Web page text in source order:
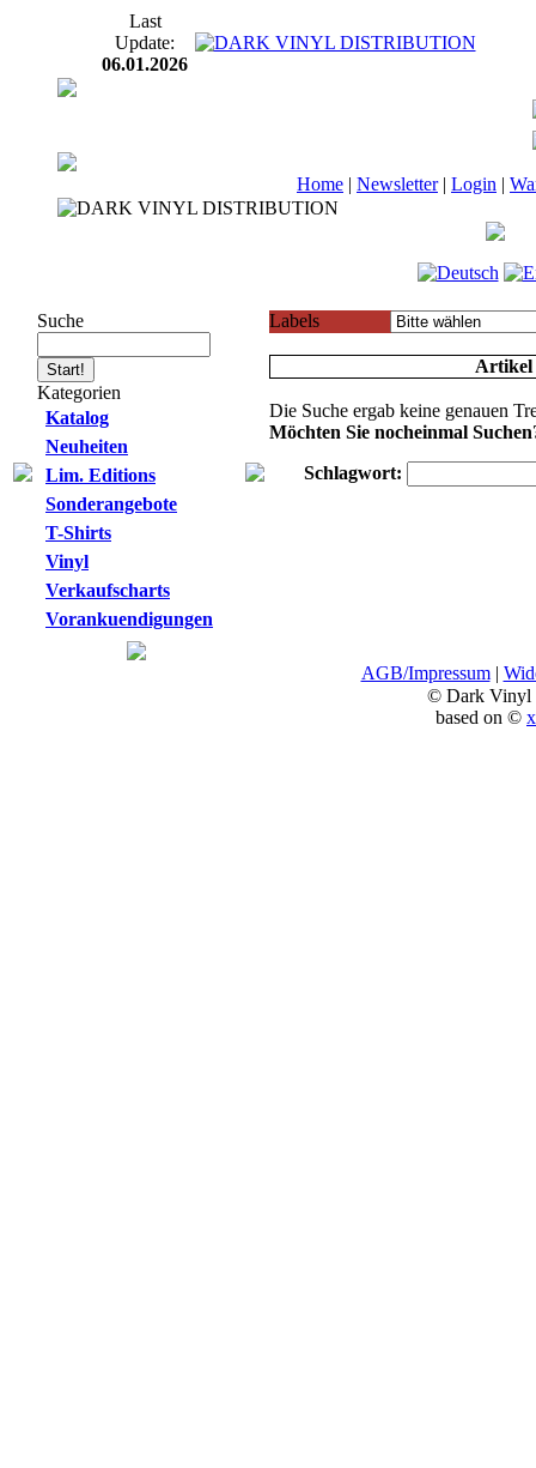
Last
Update:
06.01.2026
Home | Newsletter| Login |
Suche
Kategorien
Katalog
Neuheiten
Lim. Editions
Sonderangebote
T-Shirts
Vinyl
Verkaufscharts
Vorankuendigungen
Labels
Artikel
Die Suche ergab keine genauen
Möchten Sie nocheinmal
Schlagwort:
AGB/Impressum|
© Dark Vinyl
based on ©